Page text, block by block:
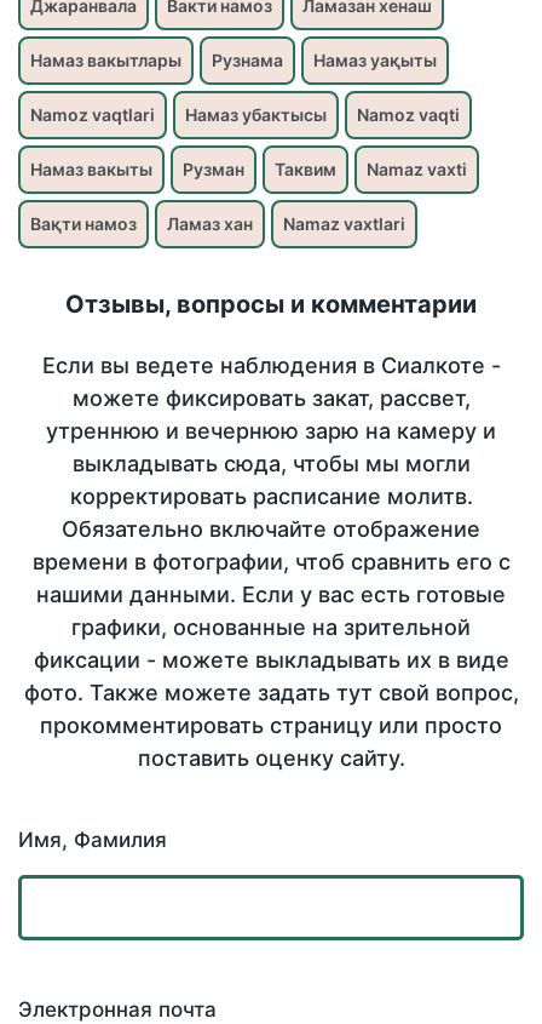
Джаранвала Вакти намоз Ламазан хенаш
Намаз вакытлары Рузнама Намаз уақыты
Namoz vaqtlari Намаз убактысы Namoz vaqti
Намаз вакыты Рузман Таквим Namaz vaxti
Вақти намоз Ламаз хан Namaz vaxtlari
Отзывы, вопросы и комментарии
Если вы ведете наблюдения в Сиалкоте -
можете фиксировать закат, рассвет,
утреннюю и вечернюю зарю на камеру и
выкладывать сюда, чтобы мы могли
корректировать расписание молитв.
Обязательно включайте отображение
времени в фотографии, чтоб сравнить его с
нашими данными. Если у вас есть готовые
графики, основанные на зрительной
фиксации - можете выкладывать их в виде
фото. Также можете задать тут свой вопрос,
прокомментировать страницу или просто
поставить оценку сайту.
Имя, Фамилия
Электронная почта